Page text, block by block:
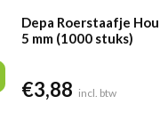
Depa Roerstaafje
5 mm (1000 stuks)
€3,88 incl. btw